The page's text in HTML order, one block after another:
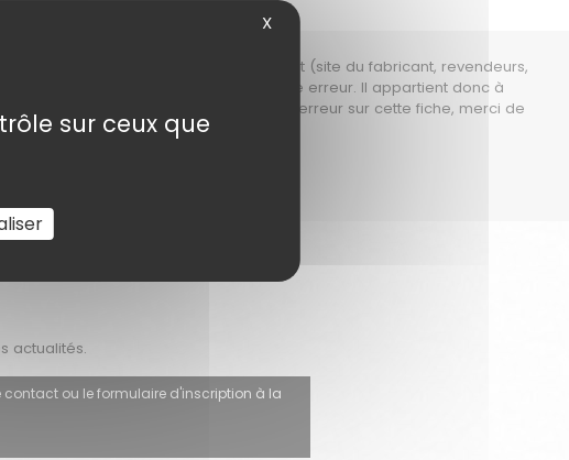
mises à disposition librement (site du fabricant, revendeurs,
qu'il n'y ait aucune erreur. Il appartient donc à
constructeur. Si vous constatez une erreur sur cette fiche, merci de
actualités.
contact ou le formulaire d'inscription à la
X
sur ceux que